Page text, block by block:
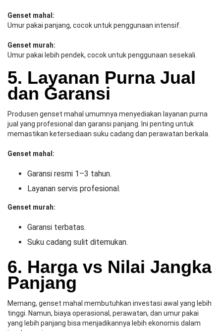
Genset mahal:
Umur pakai panjang, cocok untuk penggunaan intensif.
Genset murah:
Umur pakai lebih pendek, cocok untuk penggunaan sesekali.
5. Layanan Purna Jual
dan Garansi
Produsen genset mahal umumnya menyediakan layanan purna
jual yang profesional dan garansi panjang. Ini penting untuk
memastikan ketersediaan suku cadang dan perawatan berkala.
Genset mahal:
Garansi resmi 1–3 tahun.
Layanan servis profesional.
Genset murah:
Garansi terbatas.
Suku cadang sulit ditemukan.
6. Harga vs Nilai Jangka
Panjang
Memang, genset mahal membutuhkan investasi awal yang lebih
tinggi. Namun, biaya operasional, perawatan, dan umur pakai
yang lebih panjang bisa menjadikannya lebih ekonomis dalam